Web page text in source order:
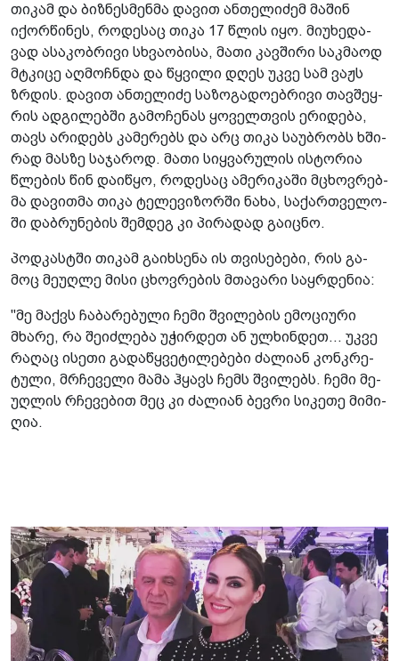
თი­კამ და ბიზ­ნეს­მენ­მა და­ვით ან­თე­ლი­ძემ მა­შინ
იქორ­წი­ნეს, რო­დე­საც თიკა 17 წლის იყო. მი­უ­ხე­და­
ვად ასა­კობ­რი­ვი სხვა­ო­ბი­სა, მათი კავ­ში­რი საკ­მა­ოდ
მტკი­ცე აღ­მოჩ­ნდა და წყვი­ლი დღეს უკვე სამ ვაჟს
ზრდის. და­ვით ან­თე­ლი­ძე სა­ზო­გა­დო­ებ­რი­ვი თავ­შეყ­
რის ად­გი­ლებ­ში გა­მო­ჩე­ნას ყო­ველ­თვის ერი­დე­ბა,
თავს არი­დებს კა­მე­რებს და არც თიკა სა­უბ­რობს ხში­
რად მას­ზე სა­ჯა­როდ. მათი სიყ­ვა­რუ­ლის ის­ტო­რია
წლე­ბის წინ და­ი­წყო, რო­დე­საც ამე­რი­კა­ში მცხოვ­რებ­
მა და­ვით­მა თიკა ტე­ლე­ვი­ზორ­ში ნახა, სა­ქარ­თვე­ლო­
ში დაბ­რუ­ნე­ბის შემ­დეგ კი პი­რა­დად გა­იც­ნო.
პოდ­კას­ტში თი­კამ გა­იხ­სე­ნა ის თვი­სე­ბე­ბი, რის გა­
მოც მე­უღ­ლე მისი ცხოვ­რე­ბის მთა­ვა­რი საყ­რდე­ნია:
"მე მაქვს ჩა­ბა­რე­ბუ­ლი ჩემი შვი­ლე­ბის ემო­ცი­უ­რი
მხა­რე, რა შე­იძ­ლე­ბა უჭირ­დეთ ან ულ­ხინ­დეთ... უკვე
რა­ღაც ისე­თი გა­და­წყვე­ტი­ლე­ბე­ბი ძა­ლი­ან კონ­კრე­
ტუ­ლი, მრჩე­ვე­ლი მამა ჰყავს ჩემს შვი­ლებს. ჩემი მე­
უღ­ლის რჩე­ვე­ბით მეც კი ძა­ლი­ან ბევ­რი სი­კე­თე მი­მი­
ღია.